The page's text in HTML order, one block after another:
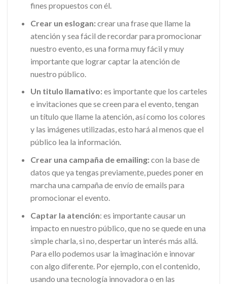
fines propuestos con él.
Crear un eslogan:crear una frase que llame la
atención y sea fácil de recordar para promocionar
nuestro evento, es una forma muy fácil y muy
importante que lograr captar la atención de
nuestro público.
Un titulo llamativo:es importante que los carteles
e invitaciones que se creen para el evento, tengan
un título que llame la atención, así como los colores
y las imágenes utilizadas, esto hará al menos que el
público lea la información.
Crear una campaña de emailing:con la base de
datos que ya tengas previamente, puedes poner en
marcha una campaña de envío de emails para
promocionar el evento.
Captar la atención: es importante causar un
impacto en nuestro público, que no se quede en una
simple charla, si no, despertar un interés más allá.
Para ello podemos usar la imaginación e innovar
con algo diferente. Por ejemplo, con el contenido,
usando una tecnología innovadora o en las